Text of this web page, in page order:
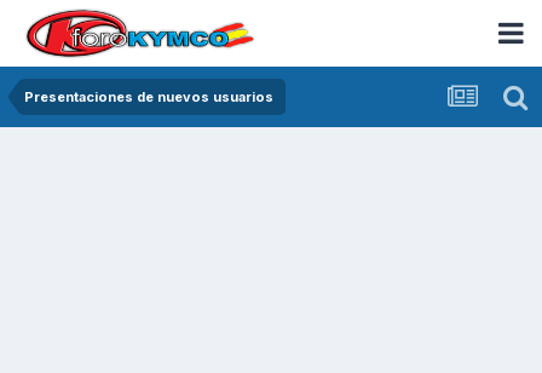
Presentaciones de nuevos usuarios